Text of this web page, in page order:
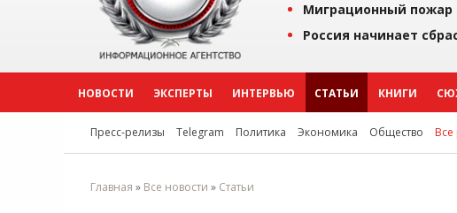
Миграционный
Россия начинает
НОВОСТИ ЭКСПЕРТЫ ИНТЕРВЬЮ СТАТЬИ КНИГИ
Пресс-релизы Telegram Политика Экономика Общество
Главная » Все новости » Статьи